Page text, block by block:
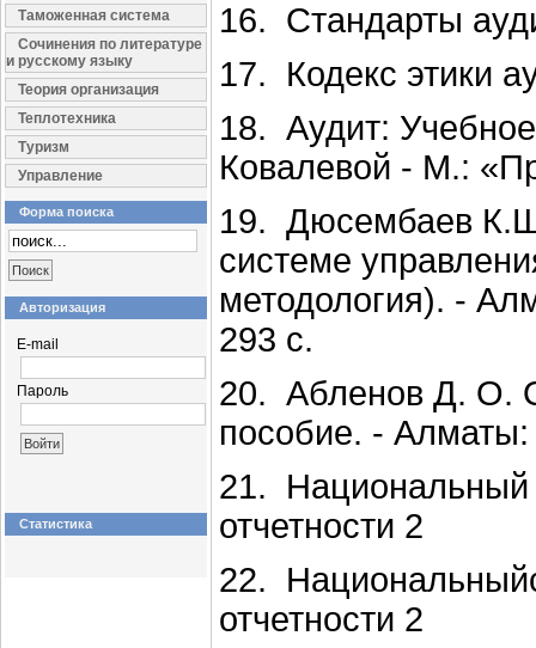
Таможенная система
Сочинения по литературе
и русскому языку
Теория организация
Теплотехника
Туризм
Управление
Форма поиска
Авторизация
E-mail
Пароль
Статистика
16. Стандарты
17. Кодекс этики
18. Аудит:
Ковалевой - М.:
19. Дюсембаев
системе
методология). -
293 с.
20. Абленов Д. О.
пособие. -
21. Национальный
отчетности 2
22.
отчетности 2